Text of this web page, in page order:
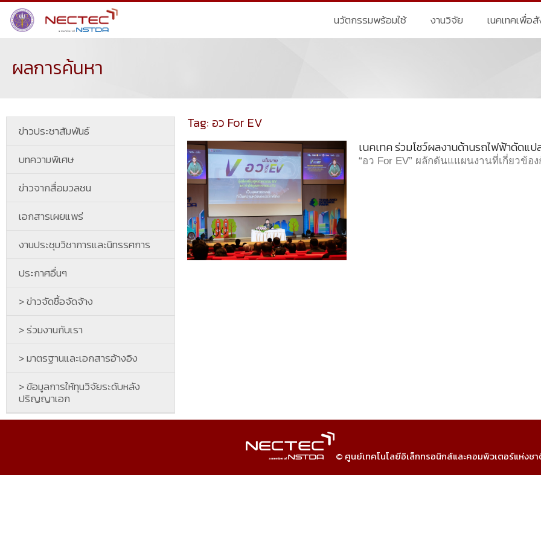
นวัตกรรมพร้อมใช้ งานวิจัย เนคเทคเพื่อ
ผลการค้นหา
ข่าวประชาสัมพันธ์
บทความพิเศษ
ข่าวจากสื่อมวลชน
เอกสารเผยแพร่
งานประชุมวิชาการและนิทรรศการ
ประกาศอื่นๆ
> ข่าวจัดซื้อจัดจ้าง
> ร่วมงานกับเรา
> มาตรฐานและเอกสารอ้างอิง
> ข้อมูลการให้ทุนวิจัยระดับหลัง
ปริญญาเอก
Tag: อว For EV
เนคเทค ร่วมโชว์ผลงานด้านรถไฟฟ้าดัดแป
“อว For EV” ผลักดันแแผนงานที่เกี่ยวข้
© ศูนย์เทคโนโลยีอิเล็กทรอนิกส์และคอมพิวเตอร์แห่งชา